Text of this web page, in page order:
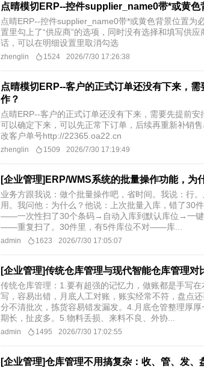
点晴模切ERP--控件supplier_name0带*或黄色
点晴ERP--控件supplier_name0带*或黄色背景位置为
置里勾上了“供应商”的选项，同时没有选择和填写供
话，可以在明细设置里取消勾选
zhenglin 1524 2026/7/30 17:26:38
点晴模切ERP--客户的正式订单还没有下来，
作？
点晴ERP--客户的正式订单还没有下来，需要先提前
可以确定下来，可以先正常下订单，后续再重新补销
改客户单号http://22365.oa22.cn
zhenglin 1509 2026/7/30 17:19:49
[企业管理]ERP/WMS系统的批量操作功能，为
业务方跟我说：做个批量操作吧，省时间。我说：行
用。我问他：为什么？他说：上次批量入库，错了30
——一次性扫了30个条码→自动入库到默认库位→一键
——重复扫了。30件里，有5件库位不对——库...
admin 1623 2026/7/30 17:05:07
[企业管理]传统仓库管理与现代智能仓库管理对
传统仓库管理：1.要有超强的记忆力，做账都是手写
写，容易出错，月底人工对账，账实经常不符，盘点
分不清批次，拣货容易错发漏发。4.月底仓管整理厚
期长，扯皮多。5.物料丢损、来料不良、外协...
admin 1495 2026/7/30 17:02:55
[企业管理]仓库管理不用搞复杂：收、管、发、